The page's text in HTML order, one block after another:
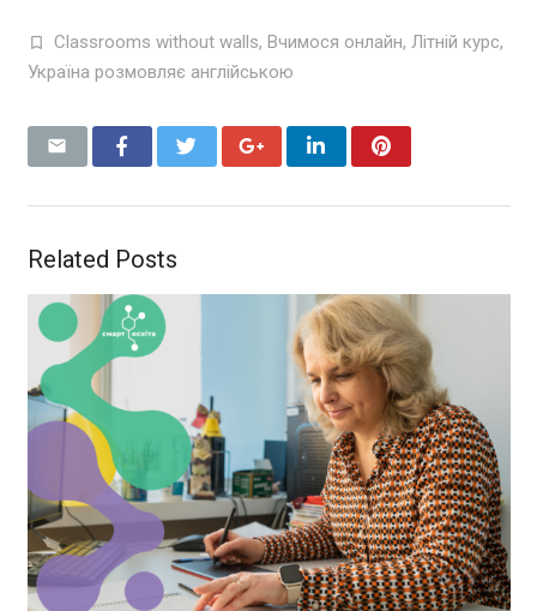
Classrooms without walls, Вчимося онлайн, Літній курс,
Україна розмовляє англійською
Related Posts